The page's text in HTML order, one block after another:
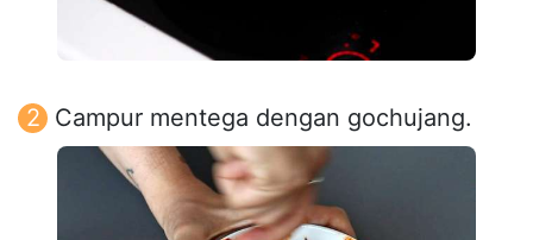
Campur mentega dengan gochujang.